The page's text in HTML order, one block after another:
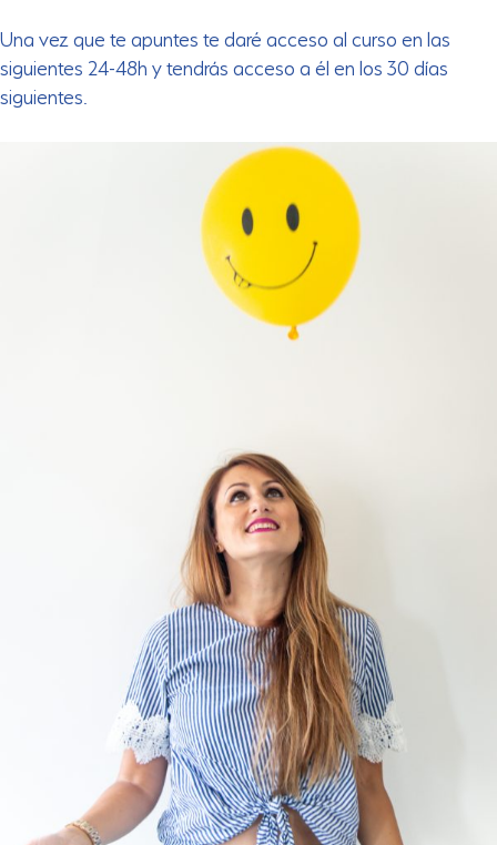
Una vez que te apuntes te daré acceso al curso en las
siguientes 24-48h y tendrás acceso a él en los 30 días
siguientes.